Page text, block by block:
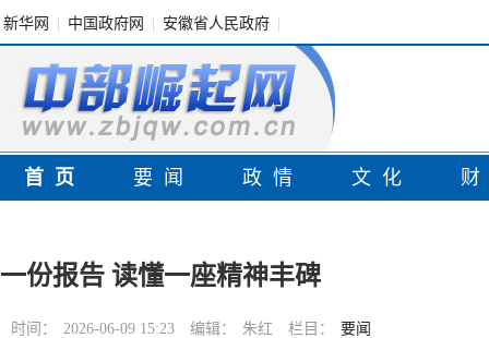
新华网 中国政府网 安徽省人民政府
首页 要闻 政情 文化
一份报告 读懂一座精神丰碑
时间： 2026-06-09 15:23 编辑： 朱红 栏目： 要闻